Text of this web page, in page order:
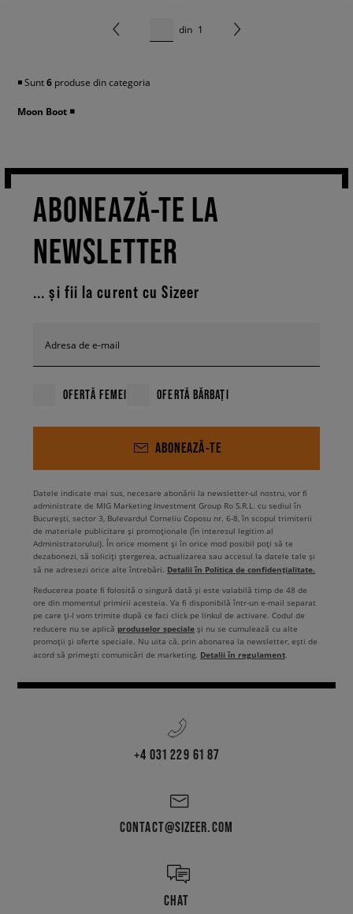
din 1
◾️ Sunt6 produse din categoria
Moon Boot ◾️
ABONEAZĂ-TE LA
NEWSLETTER
... și fii la curent cu Sizeer
Adresa de e-mail
OFERTĂ FEMEI OFERTĂ BĂRBAȚI
ABONEAZĂ-TE
Datele indicate mai sus, necesare abonării la newsletter-ul nostru, vor fi
administrate de MIG Marketing Investment Group Ro S.R.L. cu sediul în
București, sector 3, Bulevardul Corneliu Coposu nr. 6-8, în scopul trimiterii
de materiale publicitare și promoționale (în interesul legitim al
Administratorului). În orice moment și în orice mod posibil poți să te
dezabonezi, să soliciți ștergerea, actualizarea sau accesul la datele tale și
să ne adresezi orice alte întrebări. Detalii în Politica de confidențialitate.
Reducerea poate fi folosită o singură dată și este valabilă timp de 48 de
ore din momentul primirii acesteia. Va fi disponibilă într-un e-mail separat
pe care ți-l vom trimite după ce faci click pe linkul de activare. Codul de
reducere nu se aplică produselor speciale și nu se cumulează cu alte
promoții și oferte speciale. Nu uita că, prin abonarea la newsletter, ești de
acord să primești comunicări de marketing. Detalii în regulament
+4 031 229 61 87
CONTACT@SIZEER.COM
CHAT